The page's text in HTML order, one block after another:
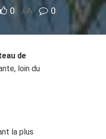
0 A A 0
de
loin du
la plus